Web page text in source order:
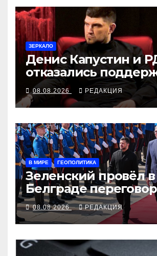
ЗЕРКАЛО
Денис Капустин и
отказались
партию «Яблоко»
08.08.2026 РЕДАКЦИЯ
В МИРЕ ГЕОПОЛИТИКА
Зеленский провёл в
Белграде
Вучичем
08.08.2026 РЕДАКЦИЯ